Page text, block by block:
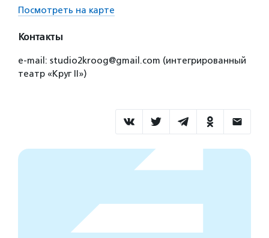
Посмотреть на карте
Контакты
e-mail: studio2kroog@gmail.com (интегрированный
театр «Круг II»)